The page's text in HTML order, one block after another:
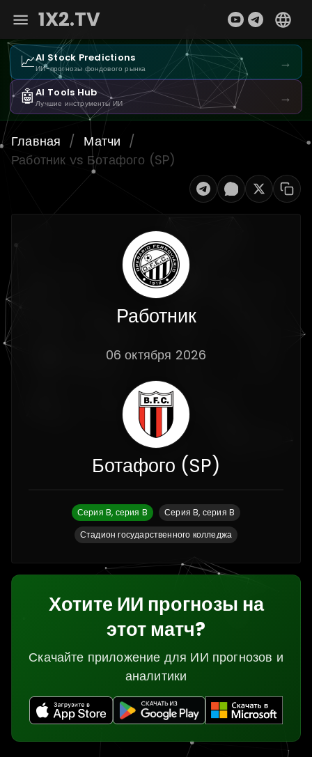
1X2.TV
📈AI Stock Predictions
ИИ-прогнозы фондового рынка →
🤖AI Tools Hub
Лучшие инструменты ИИ →
Главная / Матчи /
Работник vs Ботафого (SP)
Работник
06 октября 2026
Ботафого (SP)
Серия B, серия B
Серия B, серия B
Стадион государственного колледжа
Хотите ИИ прогнозы на
этот матч?
Скачайте приложение для ИИ прогнозов и
аналитики